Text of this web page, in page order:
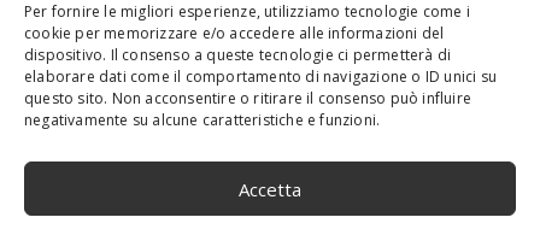
Per fornire le migliori esperienze, utilizziamo tecnologie come i
cookie per memorizzare e/o accedere alle informazioni del
dispositivo. Il consenso a queste tecnologie ci permetterà di
elaborare dati come il comportamento di navigazione o ID unici su
questo sito. Non acconsentire o ritirare il consenso può influire
negativamente su alcune caratteristiche e funzioni.
Accetta